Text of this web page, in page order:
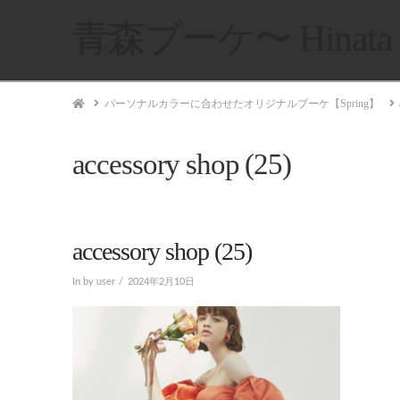
Homeパーソナルカラーに合わせたオリジナルブーケ【Spring】
accessory shop (25)
accessory shop (25)
In by user 2024年2月10日